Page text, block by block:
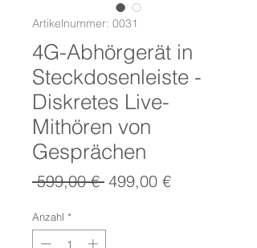
Artikelnummer: 0031
4G-Abhörgerät in
Steckdosenleiste -
Diskretes Live-
Mithören von
Gesprächen
599,00 € Standardpreis
499,00 €Sale-
Anzahl *